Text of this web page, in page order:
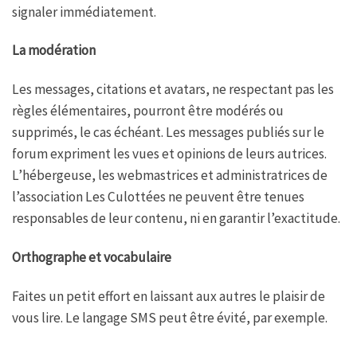
signaler immédiatement.
La modération
Les messages, citations et avatars, ne respectant pas les
règles élémentaires, pourront être modérés ou
supprimés, le cas échéant. Les messages publiés sur le
forum expriment les vues et opinions de leurs autrices.
L’hébergeuse, les webmastrices et administratrices de
l’association Les Culottées ne peuvent être tenues
responsables de leur contenu, ni en garantir l’exactitude.
Orthographe et vocabulaire
Faites un petit effort en laissant aux autres le plaisir de
vous lire. Le langage SMS peut être évité, par exemple.